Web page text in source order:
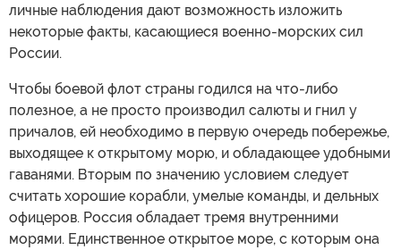
личные наблюдения дают возможность изложить
некоторые факты, касающиеся военно-морских сил
России.
Чтобы боевой флот страны годился на что-либо
полезное, а не просто производил салюты и гнил у
причалов, ей необходимо в первую очередь побережье,
выходящее к открытому морю, и обладающее удобными
гаванями. Вторым по значению условием следует
считать хорошие корабли, умелые команды, и дельных
офицеров. Россия обладает тремя внутренними
морями. Единственное открытое море, с которым она